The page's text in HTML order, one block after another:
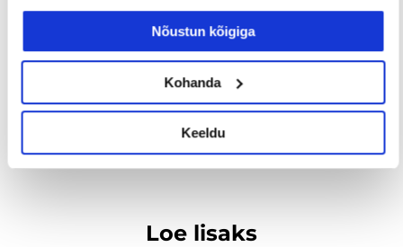
Nõustun kõigiga
Kohanda
Keeldu
Prev
EELMINE JÄRGMINE
Loe lisaks